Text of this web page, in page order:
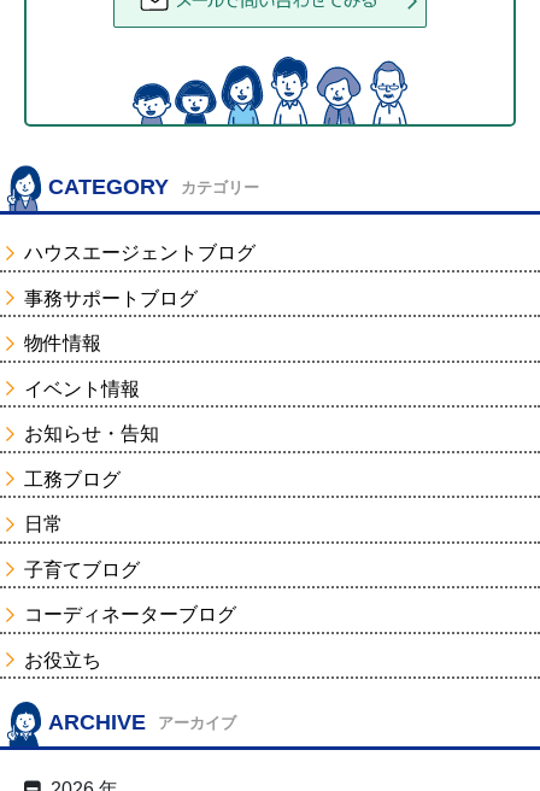
CATEGORY カテゴリー
ハウスエージェントブログ
事務サポートブログ
物件情報
イベント情報
お知らせ・告知
工務ブログ
日常
子育てブログ
コーディネーターブログ
お役立ち
ARCHIVE アーカイブ